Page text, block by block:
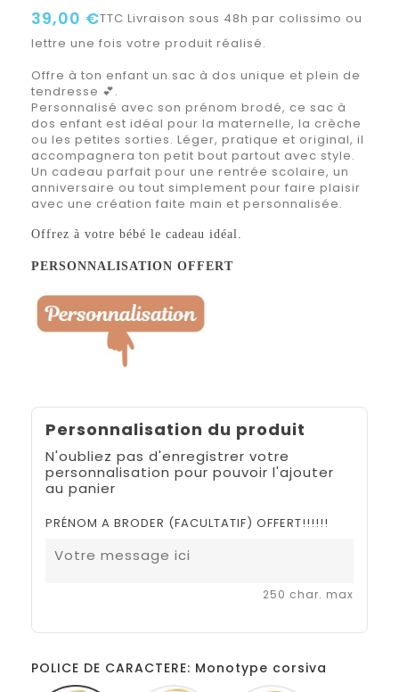
39,00 €TTC Livraison sous 48h par colissimo ou
lettre une fois votre produit réalisé.
Offre à ton enfant un sac à dos unique et plein de
tendresse 💕.
Personnalisé avec son prénom brodé, ce sac à
dos enfant est idéal pour la maternelle, la crèche
ou les petites sorties. Léger, pratique et original, il
accompagnera ton petit bout partout avec style.
Un cadeau parfait pour une rentrée scolaire, un
anniversaire ou tout simplement pour faire plaisir
avec une création faite main et personnalisée.
Offrez à votre bébé le cadeau idéal.
PERSONNALISATION OFFERT
Personnalisation du produit
N'oubliez pas d'enregistrer votre
personnalisation pour pouvoir l'ajouter
au panier
PRÉNOM A BRODER (FACULTATIF) OFFERT!!!!!!
250 char. max
POLICE DE CARACTERE: Monotype corsiva